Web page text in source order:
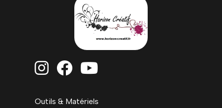
  
Outils & Matériels